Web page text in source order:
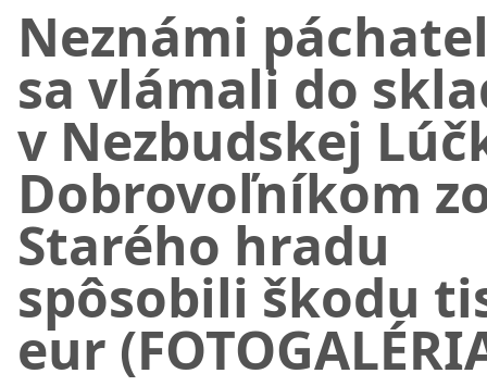
Neznámi
sa vlámali do
v Nezbudskej
Dobrovoľníkom
Starého hradu
spôsobili škodu
eur